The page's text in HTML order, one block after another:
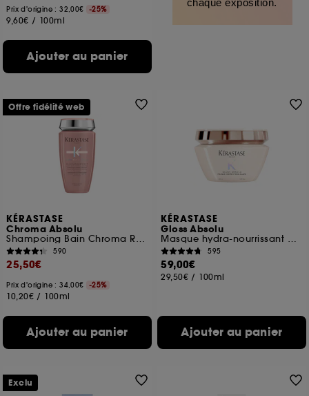
Prix d'origine : 32,00€ -25%
9,60€ / 100ml
Ajouter au panier
chaque exposition.
KÉRASTASE
Chroma Absolu
Shampoing Bain Chroma Respect
590
25,50€
Prix d'origine : 34,00€ -25%
10,20€ / 100ml
Ajouter au panier
Offre fidélité web
KÉRASTASE
Gloss Absolu
Masque hydra-nourrissant pour cheveux épais sujets aux frisottis
595
59,00€
29,50€ / 100ml
Ajouter au panier
Exclu